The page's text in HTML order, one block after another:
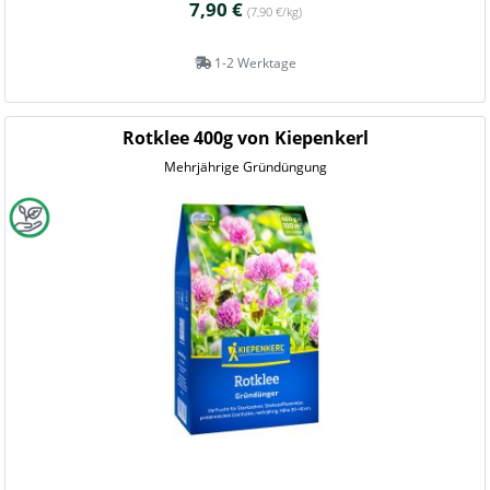
7,90 € (7,90 €/kg)
1-2 Werktage
Rotklee 400g von Kiepenkerl
Mehrjährige Gründüngung